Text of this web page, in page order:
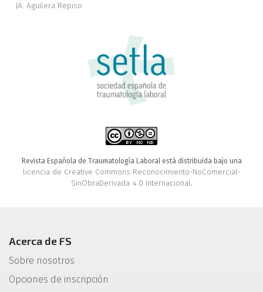
JA. Aguilera Repiso
Revista Española de Traumatología Laboral está distribuida bajo una
licencia de Creative Commons Reconocimiento-NoComercial-
SinObraDerivada 4.0 Internacional.
Acerca de FS
Sobre nosotros
Opciones de inscripción